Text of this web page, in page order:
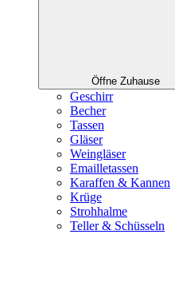
Öffne Zuhause
Geschirr
Becher
Tassen
Gläser
Weingläser
Emailletassen
Karaffen & Kannen
Krüge
Strohhalme
Teller & Schüsseln